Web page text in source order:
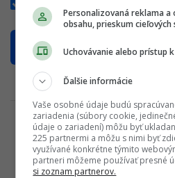
ALEBO
Personalizovaná reklama a
obsahu, prieskum cieľových
Uchovávanie alebo prístup
Ďalšie informácie
Vaše osobné údaje budú
zariadenia (súbory cookie,
údaje o zariadení) môžu byť
225 partnermi a môžu s nimi byť
využívané konkrétne týmito
partneri môžeme používať presné
si zoznam partnerov.